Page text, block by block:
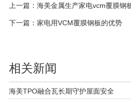
上一篇： 海美金属生产家电vcm覆膜钢
下一篇： 家电用VCM覆膜钢板的优势
相关新闻
海美TPO融合瓦长期守护屋面安全